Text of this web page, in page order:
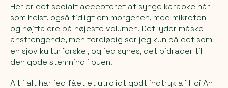
Her er det socialt accepteret at synge karaoke når
som helst, også tidligt om morgenen, med mikrofon
og højttalere på højeste volumen. Det lyder måske
anstrengende, men foreløbig ser jeg kun på det som
en sjov kulturforskel, og jeg synes, det bidrager til
den gode stemning i byen.
Alt i alt har jeg fået et utroligt godt indtryk af Hoi An